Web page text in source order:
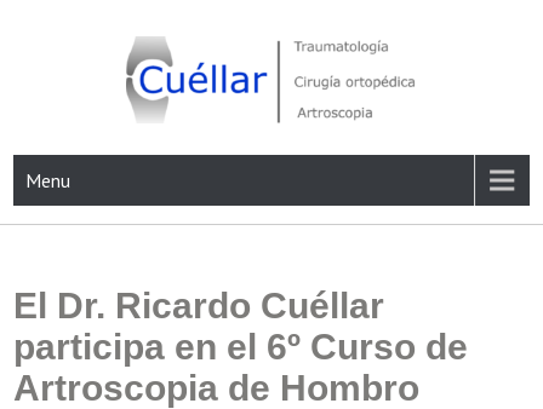
Menu
El Dr. Ricardo Cuéllar
participa en el 6º Curso de
Artroscopia de Hombro